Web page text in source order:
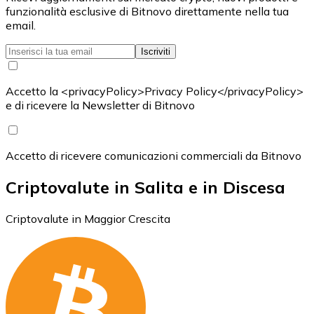
funzionalità esclusive di Bitnovo direttamente nella tua
email.
Iscriviti
Accetto la <privacyPolicy>Privacy Policy</privacyPolicy>
e di ricevere la Newsletter di Bitnovo
Accetto di ricevere comunicazioni commerciali da Bitnovo
Criptovalute in Salita e in Discesa
Criptovalute in Maggior Crescita